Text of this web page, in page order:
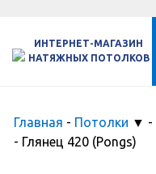
ИНТЕРНЕТ-МАГАЗИН
НАТЯЖНЫХ ПОТОЛКОВ
Главная - Потолки ▼ -
- Глянец 420 (Pongs)